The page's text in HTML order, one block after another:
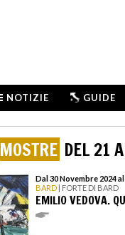
NOTIZIE GUIDE
MOSTRE DEL 21
Dal 30 Novembre 2024
BARD | FORTE DI BARD
EMILIO VEDOVA.